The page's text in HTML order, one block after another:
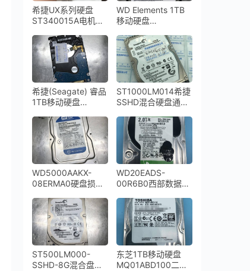
希捷UX系列硬盘
ST340015A电机损
WD Elements 1TB
移动硬盘
11Y0TS0开盘数据
恢复成功
希捷(Seagate) 睿品
1TB移动硬盘
1RK172开盘数据恢
复成功
ST1000LM014希捷
SSHD混合硬盘通电
WD5000AAKX-
08ERMA0硬盘损坏
复成功
WD20EADS-
00R6B0西部数据
停转更换磁头开盘数
据恢复成功
ST500LM000-
SSHD-8G混合盘不
东芝1TB移动硬盘
MQ01ABD100二次